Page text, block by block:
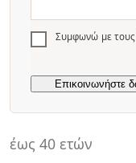
έως 40 ετών
Συμφωνώ με τους